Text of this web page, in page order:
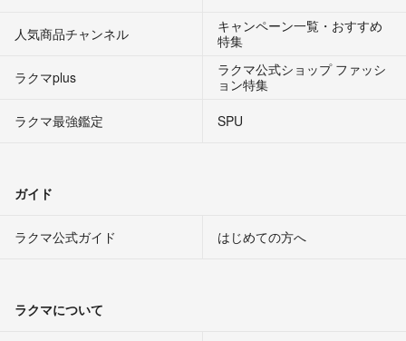
人気商品チャンネル
キャンペーン一覧・おすすめ
特集
ラクマplus
ラクマ公式ショップ ファッシ
ョン特集
ラクマ最強鑑定
SPU
ガイド
ラクマ公式ガイド はじめての方へ
ラクマについて